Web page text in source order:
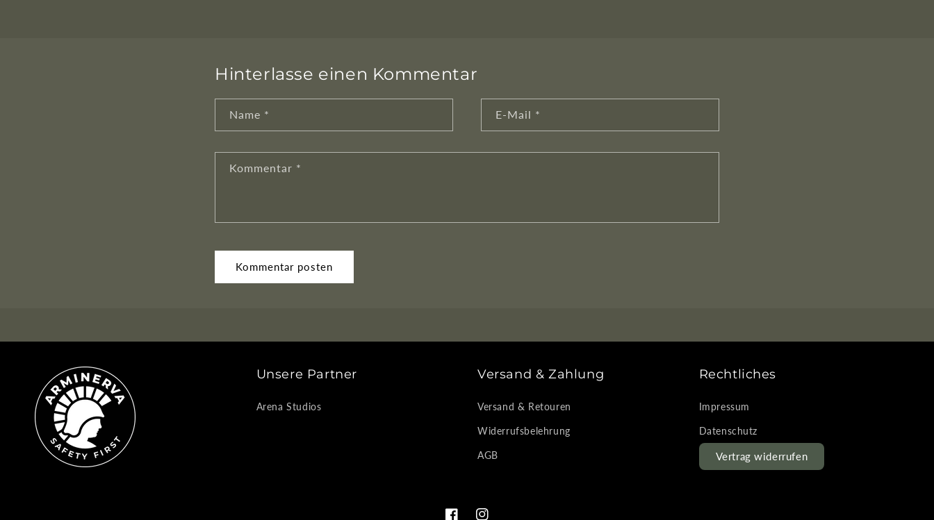
Hinterlasse einen Kommentar
Name * E-Mail *
Kommentar *
Unsere Partner
Arena Studios
Versand & Zahlung
Versand & Retouren
Widerrufsbelehrung
AGB
Rechtliches
Impressum
Datenschutz
Vertrag widerrufen